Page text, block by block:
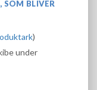
SOM BLIVER
)
under